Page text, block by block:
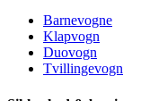
Barnevogne
Klapvogn
Duovogn
Tvillingevogn